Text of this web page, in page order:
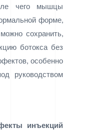
чего мышцы
форме,
сохранить,
ботокса без
особенно
руководством
инъекций